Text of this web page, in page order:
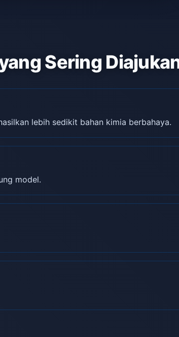
Sering
lebih sedikit bahan kimia berbahaya.
model.